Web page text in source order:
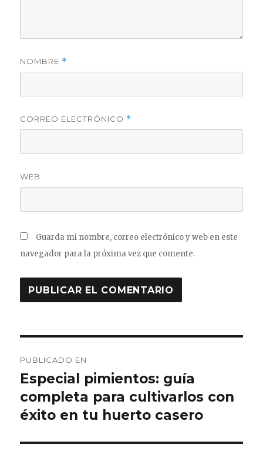
NOMBRE *
CORREO ELECTRÓNICO *
WEB
Guarda mi nombre, correo electrónico y web en este
navegador para la próxima vez que comente.
de
entradas
PUBLICADO EN
Especial pimientos: guía
completa para cultivarlos con
éxito en tu huerto casero